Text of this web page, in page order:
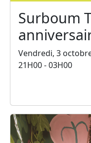
Surboum
Vendredi, 3
21H00 - 03H00